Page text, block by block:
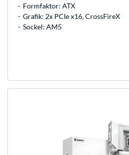
Formfaktor: ATX
Grafik: 2x PCIe x16, CrossFireX
Sockel: AM5